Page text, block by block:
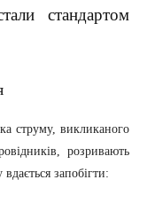
стандартом
струму, викликаного
розривають
запобігти: